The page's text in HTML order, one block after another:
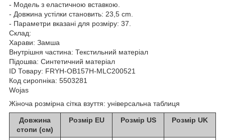
- Модель з еластичною вставкою.
- Довжина устілки становить: 23,5 cm.
- Параметри вказані для розміру: 37.
Склад:
Харави: Замша
Внутрішня частина: Текстильний матеріал
Підошва: Синтетичний матеріал
ID Товару: FRYH-OB157H-MLC200521
Код сиропніка: 5503281
Wojas
Жіноча розмірна сітка взуття: універсальна таблиця
Довжина
стопи (см)
Розмір EU Розмір US Розмір UK